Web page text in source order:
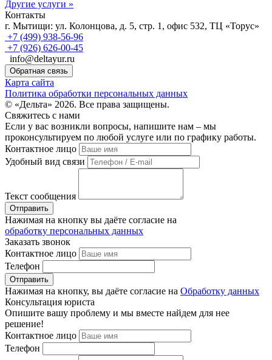
Другие услуги »
Контакты
г. Мытищи: ул. Колонцова, д. 5, стр. 1, офис 532, ТЦ «Торус»
+7 (499) 938-56-96
+7 (926) 626-00-45
info@deltayur.ru
Обратная связь
Карта сайта
Политика обработки персональных данных
© «Дельта» 2026. Все права защищены.
Свяжитесь с нами
Если у вас возникли вопросы, напишите нам – мы
проконсультируем по любой услуге или по графику работы.
Контактное лицо
Удобный вид связи
Текст сообщения
Нажимая на кнопку вы даёте согласие на
обработку персональных данных
Заказать звонок
Контактное лицо
Телефон
Нажимая на кнопку, вы даёте согласие на Обработку данных
Консультация юриста
Опишите вашу проблему и мы вместе найдем для нее
решение!
Контактное лицо
Телефон